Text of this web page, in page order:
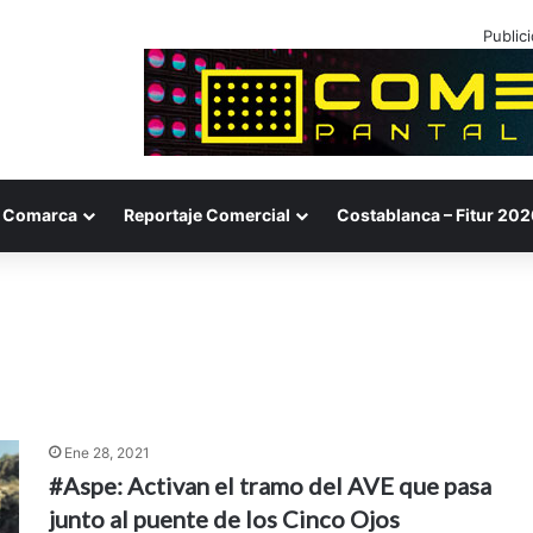
Comarca Reportaje Comercial Costablanca – Fitur
Ene 28, 2021
#Aspe: Activan el tramo del AVE que pasa
junto al puente de los Cinco Ojos